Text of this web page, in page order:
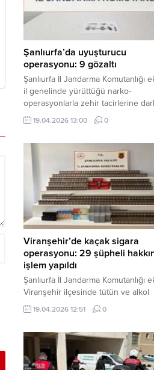
Şanlıurfa’da uyuşturucu
operasyonu: 9 gözaltı
Şanlıurfa İl Jandarma Komutanlığı
il genelinde yürüttüğü narko-
operasyonlarla zehir tacirlerine
indirdi. Üç ilçede eş zamanlı
gerçekleştirilen faaliyetlerde çeşitli
şüpheli hakkında adli işlem başlatıldı.
Haber Merkezi – Şanlıurfa Valiliği İl
ve Halkla İlişkiler Müdürlüğü’nden
açıklamaya göre, İl Jandarma
tarafından “Narkotik Suçlarla...
19.04.2026 13:00 0
Viranşehir’de kaçak sigara
operasyonu: 29 şüpheli
işlem yapıldı
Şanlıurfa İl Jandarma Komutanlığı
Viranşehir ilçesinde tütün ve alkol
kaçakçılığına yönelik yürüttüğü
çalışmalar neticesinde binlerce
Operasyon kapsamında çok sayıda
hakkında adli süreç başlatıldı.
Merkezi – Şanlıurfa Valiliği
19.04.2026 12:51 0